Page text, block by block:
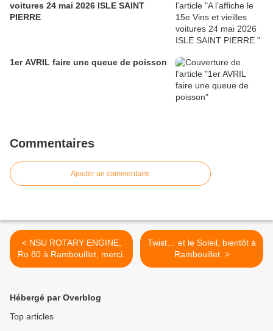
voitures 24 mai 2026 ISLE SAINT
PIERRE
1er AVRIL faire une queue de poisson
Commentaires
Ajouter un commentaire
< NSU ROTARY ENGINE,
Ro 80 à Rambouillet, merci.
Twist… et le Soleil, bientôt à
Rambouillet. >
Hébergé par Overblog
Top articles